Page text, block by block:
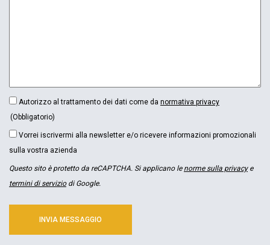
CONSENSO
(OBBLIGATORIO)
Autorizzo al trattamento dei dati come da normativa privacy
(Obbligatorio)
NEWSLETTER
Vorrei iscrivermi alla newsletter e/o ricevere informazioni promozionali
sulla vostra azienda
Questo sito è protetto da reCAPTCHA. Si applicano le norme sulla privacye
termini di serviziodi Google.